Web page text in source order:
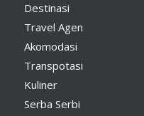
Destinasi
Travel Agen
Akomodasi
Transpotasi
Kuliner
Serba Serbi